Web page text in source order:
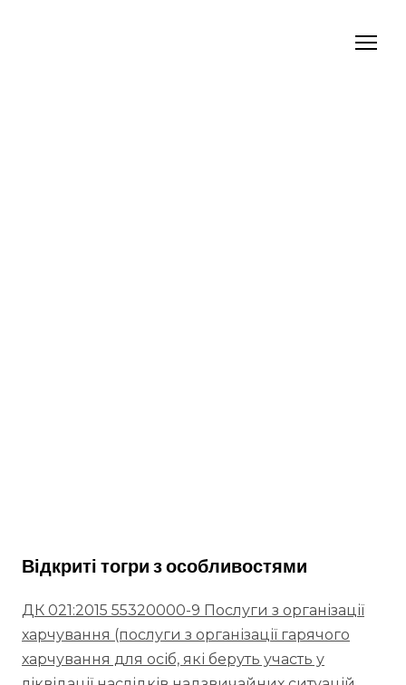
Відкриті тогри з особливостями
ДК 021:2015 55320000-9 Послуги з організації
харчування (послуги з організації гарячого
харчування для осіб, які беруть участь у